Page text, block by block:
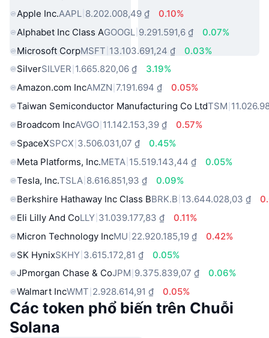
Apple Inc.AAPL 8.202.008,49 ₫
0.10%
Alphabet Inc Class AGOOGL 9.291.591,6 ₫
0.07%
Microsoft CorpMSFT 13.103.691,24 ₫
0.03%
SilverSILVER 1.665.820,06 ₫
3.19%
Amazon.com IncAMZN 7.191.694 ₫
0.05%
Taiwan Semiconductor Manufacturing Co LtdTSM
Broadcom IncAVGO 11.142.153,39 ₫
0.57%
SpaceXSPCX 3.506.031,07 ₫
0.45%
Meta Platforms, Inc.META 15.519.143,44 ₫
0.05%
Tesla, Inc.TSLA 8.616.851,93 ₫
0.09%
Berkshire Hathaway Inc Class BBRK.B 13.644.028,03 ₫
Eli Lilly And CoLLY 31.039.177,83 ₫
0.11%
Micron Technology IncMU 22.920.185,19 ₫
0.42%
SK HynixSKHY 3.615.172,81 ₫
0.05%
JPmorgan Chase & CoJPM 9.375.839,07 ₫
0.06%
Walmart IncWMT 2.928.614,91 ₫ 0.05%
Các token phổ biến trên Chuỗi
Solana